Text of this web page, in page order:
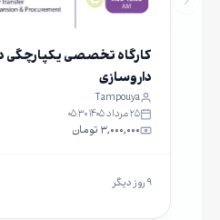
کارگاه تخصصی یکپارچگی
داروسازی
Tampouya
۲۵ مرداد ۱۴۰۵ ۰۵:۳۰
۳,۰۰۰,۰۰۰ تومان
۹ روز دیگر